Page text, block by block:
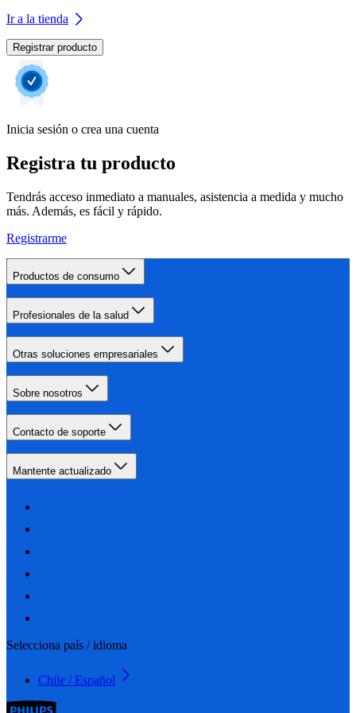
Ir a la tienda
Registrar producto
Inicia sesión o crea una cuenta
Registra tu producto
Tendrás acceso inmediato a manuales, asistencia a medida y mucho
más. Además, es fácil y rápido.
Registrarme
Productos de consumo
Profesionales de la salud
Otras soluciones empresariales
Sobre nosotros
Contacto de soporte
Mantente actualizado
Selecciona país / idioma
Chile / Español